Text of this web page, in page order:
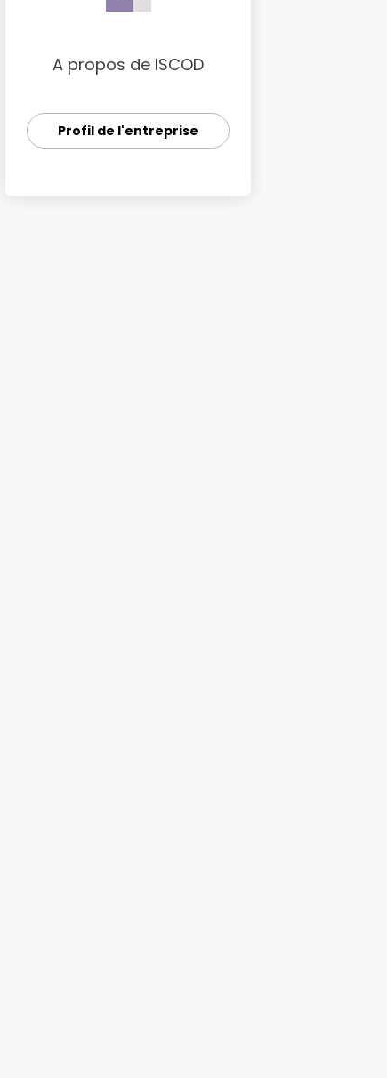
A propos de ISCOD
Profil de l'entreprise